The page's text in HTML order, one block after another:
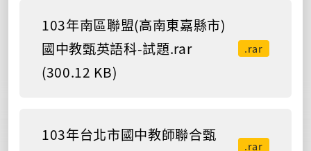
103年南區聯盟(高南東嘉縣市)
國中教甄英語科-試題.rar
(300.12 KB)
.rar
103年台北市國中教師聯合甄
.rar